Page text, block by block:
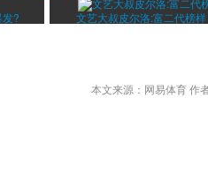
? 文艺大叔皮尔洛:富二代榜
本文来源：网易体育 作